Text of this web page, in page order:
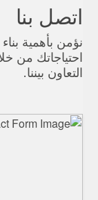
اتصل بنا
نؤمن بأهمية
احتياجاتك من
التعاون بيننا.